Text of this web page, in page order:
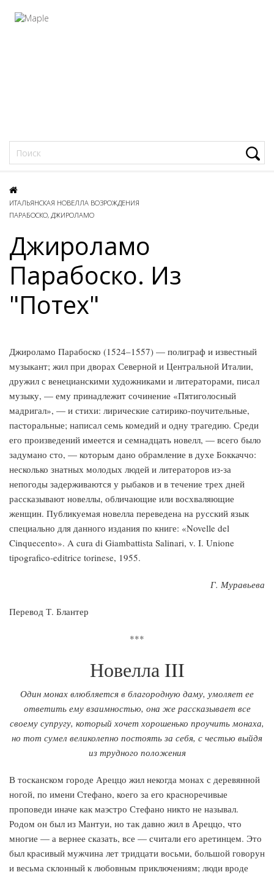
ИТАЛЬЯНСКАЯ НОВЕЛЛА ВОЗРОЖДЕНИЯ
ПАРАБОСКО, ДЖИРОЛАМО
Джироламо
Парабоско. Из
"Потех"
Джироламо Парабоско (1524–1557) — полиграф и известный
музыкант; жил при дворах Северной и Центральной Италии,
дружил с венецианскими художниками и литераторами, писал
музыку, — ему принадлежит сочинение «Пятиголосный
мадригал», — и стихи: лирические сатирико-поучительные,
пасторальные; написал семь комедий и одну трагедию. Среди
его произведений имеется и семнадцать новелл, — всего было
задумано сто, — которым дано обрамление в духе Боккаччо:
несколько знатных молодых людей и литераторов из-за
непогоды задерживаются у рыбаков и в течение трех дней
рассказывают новеллы, обличающие или восхваляющие
женщин. Публикуемая новелла переведена на русский язык
специально для данного издания по книге: «Novelle del
Cinquecento». A cura di Giambattista Salinari, v. I. Unione
tipografico-editrice torinese, 1955.
Г. Муравьева
Перевод Т. Блантер
***
Новелла III
Один монах влюбляется в благородную даму, умоляет ее
ответить ему взаимностью, она же рассказывает все
своему супругу, который хочет хорошенько проучить монаха,
но тот сумел великолепно постоять за себя, с честью выйдя
из трудного положения
В тосканском городе Ареццо жил некогда монах с деревянной
ногой, по имени Стефано, коего за его красноречивые
проповеди иначе как маэстро Стефано никто не называл.
Родом он был из Мантуи, но так давно жил в Ареццо, что
многие — а вернее сказать, все — считали его аретинцем. Это
был красивый мужчина лет тридцати восьми, большой говорун
и весьма склонный к любовным приключениям; люди вроде